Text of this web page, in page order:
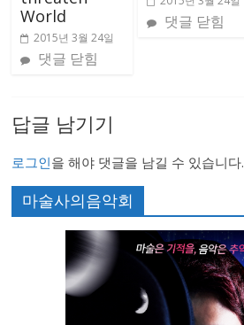
World
2015년 3월 24일
댓글 닫힘
댓글 닫힘
답글 남기기
로그인을 해야 댓글을 남길 수 있습니다.
마술사의음악회